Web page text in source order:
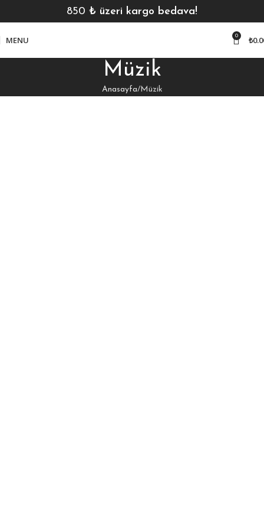
850 ₺ üzeri kargo bedava!
MENU 0 ₺
Müzik
Anasayfa Müzik